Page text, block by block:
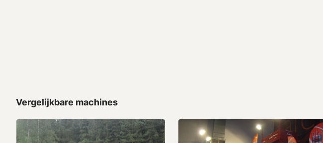
Vergelijkbare machines